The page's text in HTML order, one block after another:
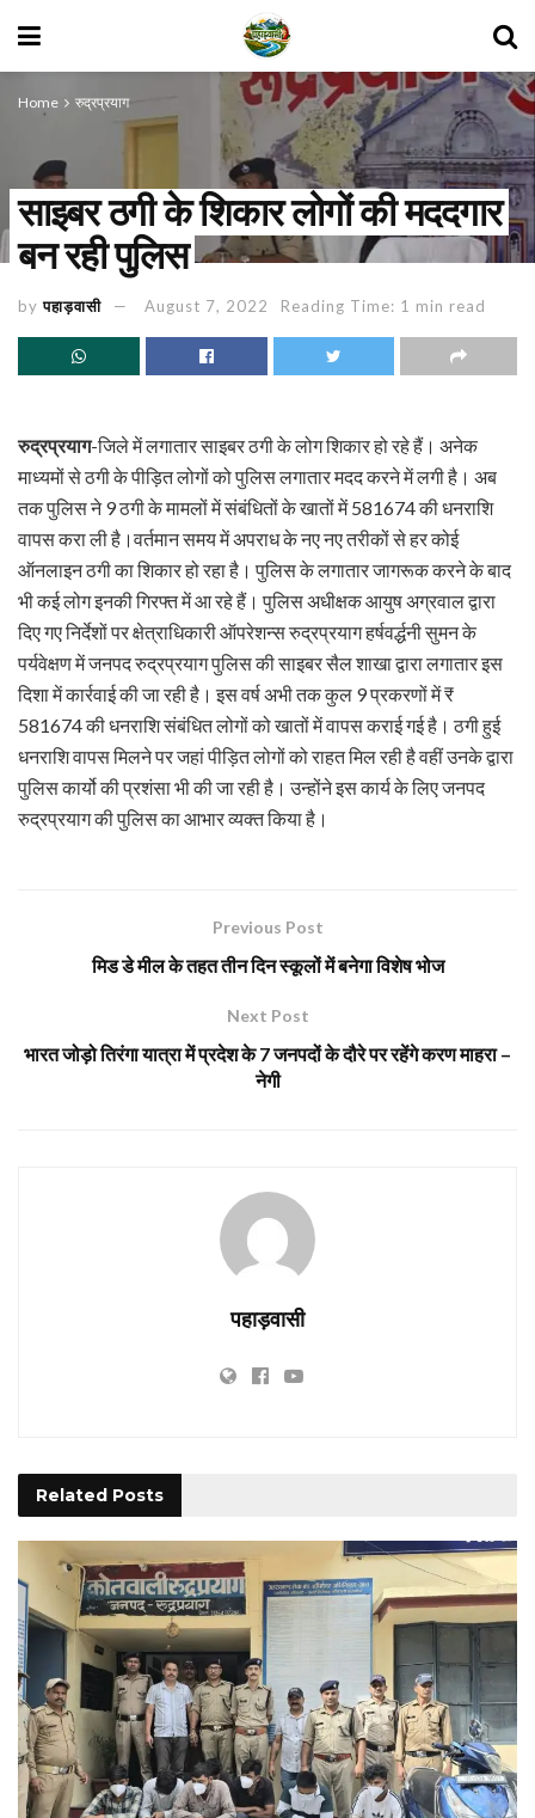
Home रुद्रप्रयाग
साइबर ठगी के शिकार लोगों की मददगार
बन रही पुलिस
by पहाड़वासी August 7, 2022 Reading Time: 1 min read
रुद्रप्रयाग-जिले में लगातार साइबर ठगी के लोग शिकार हो रहे हैं। अनेक
माध्यमों से ठगी के पीड़ित लोगों को पुलिस लगातार मदद करने में लगी है। अब
तक पुलिस ने 9 ठगी के मामलों में संबंधितों के खातों में 581674 की धनराशि
वापस करा ली है।वर्तमान समय में अपराध के नए नए तरीकों से हर कोई
ऑनलाइन ठगी का शिकार हो रहा है। पुलिस के लगातार जागरूक करने के बाद
भी कई लोग इनकी गिरफ्त में आ रहे हैं। पुलिस अधीक्षक आयुष अग्रवाल द्वारा
दिए गए निर्देशों पर क्षेत्राधिकारी ऑपरेशन्स रुद्रप्रयाग हर्षवर्द्धनी सुमन के
पर्यवेक्षण में जनपद रुद्रप्रयाग पुलिस की साइबर सैल शाखा द्वारा लगातार इस
दिशा में कार्रवाई की जा रही है। इस वर्ष अभी तक कुल 9 प्रकरणों में ₹
581674 की धनराशि संबंधित लोगों को खातों में वापस कराई गई है। ठगी हुई
धनराशि वापस मिलने पर जहां पीड़ित लोगों को राहत मिल रही है वहीं उनके द्वारा
पुलिस कार्यो की प्रशंसा भी की जा रही है। उन्होंने इस कार्य के लिए जनपद
रुद्रप्रयाग की पुलिस का आभार व्यक्त किया है।
Previous Post
मिड डे मील के तहत तीन दिन स्कूलों में बनेगा विशेष भोज
Next Post
भारत जोड़ो तिरंगा यात्रा में प्रदेश के 7 जनपदों के दौरे पर रहेंगे करण माहरा –
नेगी
पहाड़वासी
Related Posts